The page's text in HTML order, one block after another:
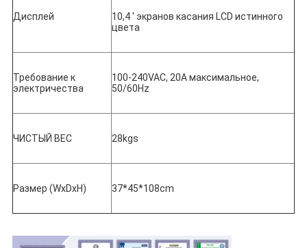
Дисплей
10,4 ' экранов касания LCD истинного
цвета
Требование к
электричества
100-240VAC, 20A максимальное,
50/60Hz
ЧИСТЫЙ ВЕС 28kgs
Размер (WxDxH) 37*45*108cm